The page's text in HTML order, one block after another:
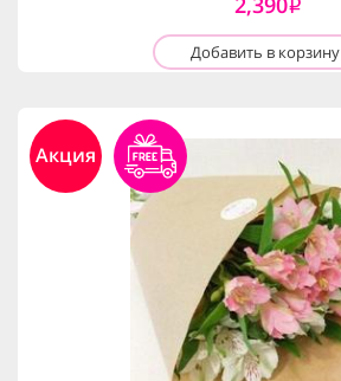
i
Добавить в корзину
Акция